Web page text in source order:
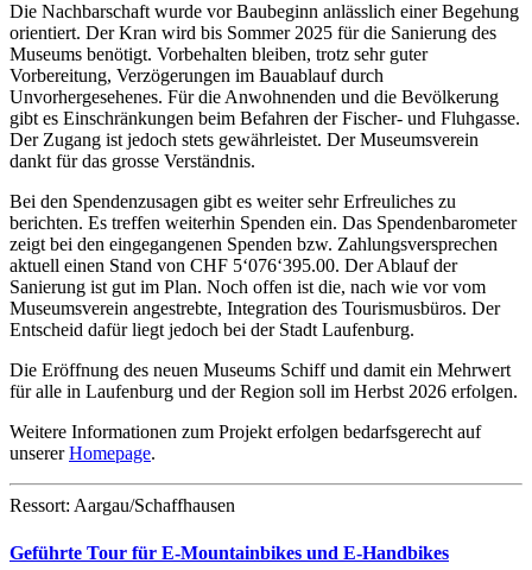
Die Nachbarschaft wurde vor Baubeginn anlässlich einer Begehung
orientiert. Der Kran wird bis Sommer 2025 für die Sanierung des
Museums benötigt. Vorbehalten bleiben, trotz sehr guter
Vorbereitung, Verzögerungen im Bauablauf durch
Unvorhergesehenes. Für die Anwohnenden und die Bevölkerung
gibt es Einschränkungen beim Befahren der Fischer- und Fluhgasse.
Der Zugang ist jedoch stets gewährleistet. Der Museumsverein
dankt für das grosse Verständnis.
Bei den Spendenzusagen gibt es weiter sehr Erfreuliches zu
berichten. Es treffen weiterhin Spenden ein. Das Spendenbarometer
zeigt bei den eingegangenen Spenden bzw. Zahlungsversprechen
aktuell einen Stand von CHF 5‘076‘395.00. Der Ablauf der
Sanierung ist gut im Plan. Noch offen ist die, nach wie vor vom
Museumsverein angestrebte, Integration des Tourismusbüros. Der
Entscheid dafür liegt jedoch bei der Stadt Laufenburg.
Die Eröffnung des neuen Museums Schiff und damit ein Mehrwert
für alle in Laufenburg und der Region soll im Herbst 2026 erfolgen.
Weitere Informationen zum Projekt erfolgen bedarfsgerecht auf
unsererHomepage.
Ressort: Aargau/Schaffhausen
Geführte Tour für E-Mountainbikes und E-Handbikes